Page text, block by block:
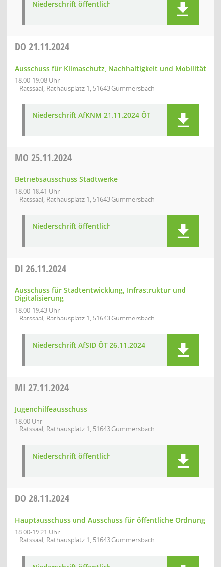
Niederschrift öffentlich
DO 21.11.2024
Ausschuss für Klimaschutz, Nachhaltigkeit und Mobilität
18:00-19:08 Uhr
Ratssaal, Rathausplatz 1, 51643 Gummersbach
Niederschrift AfKNM 21.11.2024 ÖT
MO 25.11.2024
Betriebsausschuss Stadtwerke
18:00-18:41 Uhr
Ratssaal, Rathausplatz 1, 51643 Gummersbach
Niederschrift öffentlich
DI 26.11.2024
Ausschuss für Stadtentwicklung, Infrastruktur und
Digitalisierung
18:00-19:43 Uhr
Ratssaal, Rathausplatz 1, 51643 Gummersbach
Niederschrift AfSID ÖT 26.11.2024
MI 27.11.2024
Jugendhilfeausschuss
18:00 Uhr
Ratssaal, Rathausplatz 1, 51643 Gummersbach
Niederschrift öffentlich
DO 28.11.2024
Hauptausschuss und Ausschuss für öffentliche Ordnung
18:00-19:21 Uhr
Ratssaal, Rathausplatz 1, 51643 Gummersbach